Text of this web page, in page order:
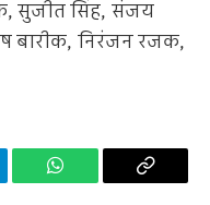
सुजीत सिंह, संजय
बारीक, निरंजन रजक,
WhatsApp Copy